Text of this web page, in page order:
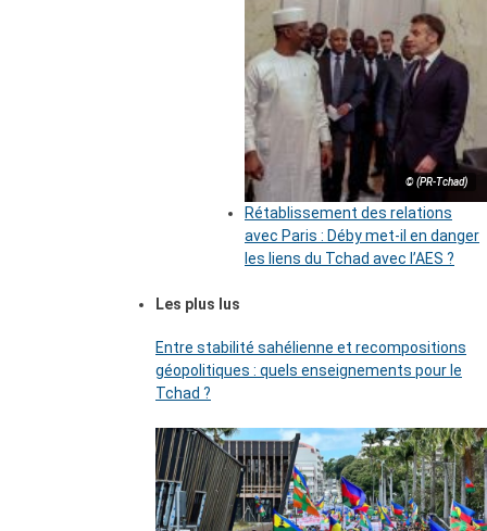
© (PR-Tchad)
Rétablissement des relations
avec Paris : Déby met-il en danger
les liens du Tchad avec l’AES ?
Les plus lus
Entre stabilité sahélienne et recompositions
géopolitiques : quels enseignements pour le
Tchad ?